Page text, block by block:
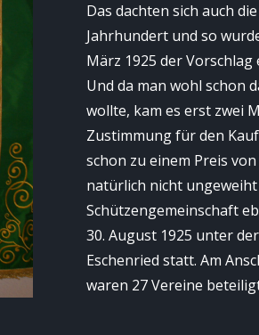
Das dachten sich auch
Jahrhundert und so
März 1925 der
Und da man wohl schon
wollte, kam es erst zwei
Zustimmung für den
schon zu einem Preis
natürlich nicht
Schützengemeinschaft
30. August 1925 unter
Eschenried statt. Am
waren 27 Vereine